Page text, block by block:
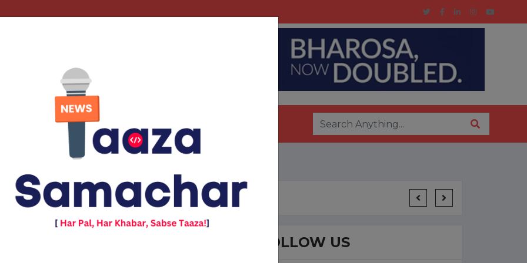
NEWS MORE
करेगी सरकार, विशेषज्ञों का स्वतंत्र युवा आयोग बनाने पर भी विचार पूर्व मेयर समीर हत्याकांड: 8 साल पुराने दोहरी हत्या मामले में कोर्ट से 6 आरोपी
FOLLOW US